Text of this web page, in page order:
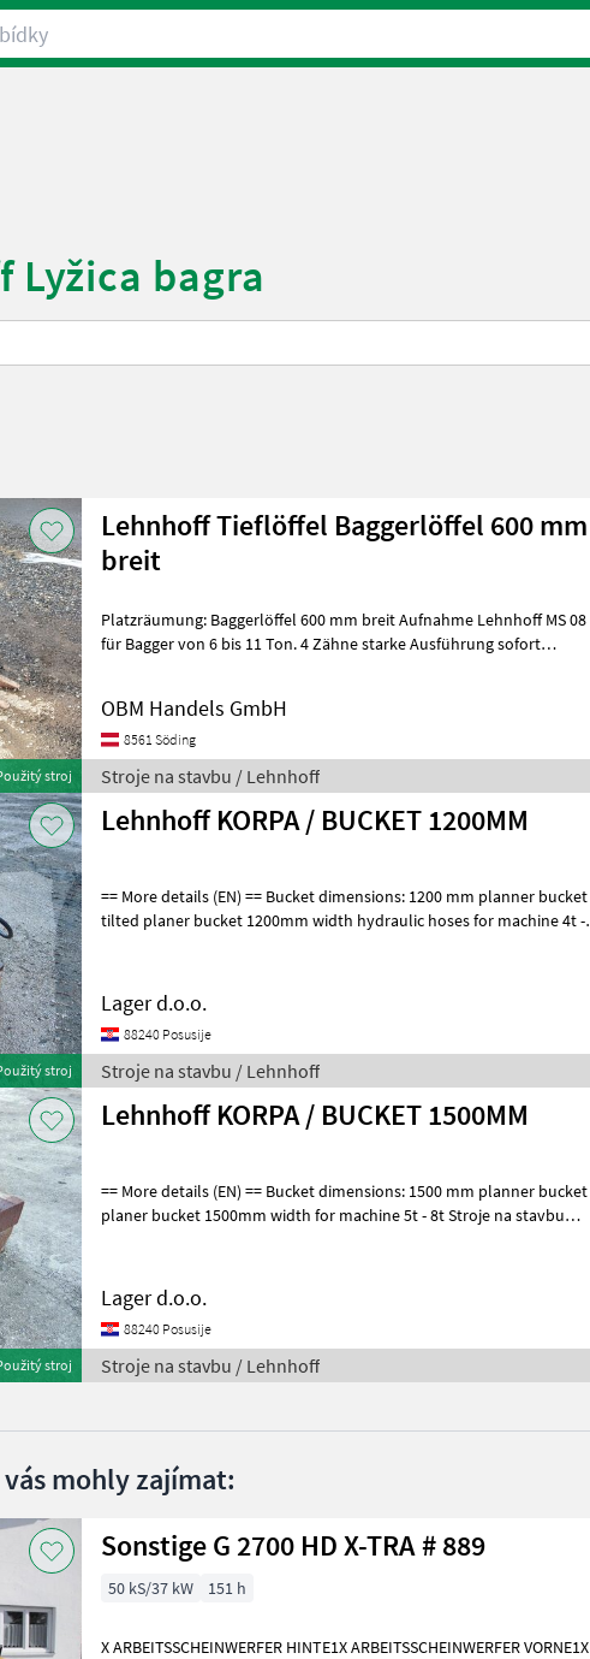
Lyžica bagra
stroj
Lehnhoff Tieflöffel Baggerlöffel 600 mm
breit
Platzräumung: Baggerlöffel 600 mm breit Aufnahme Lehnhoff MS 08
für Bagger von 6 bis 11 Ton. 4 Zähne starke Ausführung sofort
OBM Handels GmbH
8561 Söding
Stroje na stavbu / Lehnhoff
stroj
Lehnhoff KORPA / BUCKET 1200MM
== More details (EN) == Bucket dimensions: 1200 mm planner bucket
tilted planer bucket 1200mm width hydraulic hoses for machine 4t -
Lager d.o.o.
88240 Posusije
Stroje na stavbu / Lehnhoff
stroj
Lehnhoff KORPA / BUCKET 1500MM
== More details (EN) == Bucket dimensions: 1500 mm planner bucket
planer bucket 1500mm width for machine 5t - 8t Stroje na stavbu
Lager d.o.o.
88240 Posusije
Stroje na stavbu / Lehnhoff
mohly zajímat:
Sonstige G 2700 HD X-TRA # 889
50 kS/37 kW 151 h
X ARBEITSSCHEINWERFER HINTE1X ARBEITSSCHEINWERFER VORNE1X